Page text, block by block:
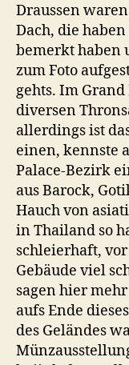
Draussen
Dach, die
bemerkt haben
zum Foto
gehts. Im
diversen
allerdings ist
einen, kennste
Palace-Bezirk
aus Barock,
Hauch von
in Thailand so
schleierhaft,
Gebäude viel
sagen hier
aufs Ende
des Geländes